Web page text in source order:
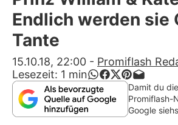
Alle Themen auf
App runterladen
Team
Redaktionelle
Endlich werden sie
Tante
15.10.18, 22:00 - Promiflash
Lesezeit: 1 min
Damit du
Promiflash-
Google